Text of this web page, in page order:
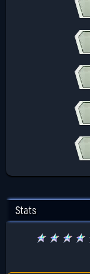
Stats
★ ★ ★ ★